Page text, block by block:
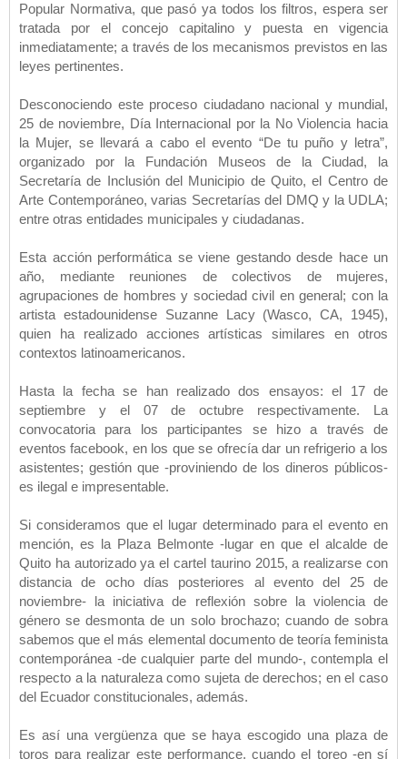
Popular Normativa, que pasó ya todos los filtros, espera ser
tratada por el concejo capitalino y puesta en vigencia
inmediatamente; a través de los mecanismos previstos en las
leyes pertinentes.
Desconociendo este proceso ciudadano nacional y mundial,
25 de noviembre, Día Internacional por la No Violencia hacia
la Mujer, se llevará a cabo el evento “De tu puño y letra”,
organizado por la Fundación Museos de la Ciudad, la
Secretaría de Inclusión del Municipio de Quito, el Centro de
Arte Contemporáneo, varias Secretarías del DMQ y la UDLA;
entre otras entidades municipales y ciudadanas.
Esta acción performática se viene gestando desde hace un
año, mediante reuniones de colectivos de mujeres,
agrupaciones de hombres y sociedad civil en general; con la
artista estadounidense Suzanne Lacy (Wasco, CA, 1945),
quien ha realizado acciones artísticas similares en otros
contextos latinoamericanos.
Hasta la fecha se han realizado dos ensayos: el 17 de
septiembre y el 07 de octubre respectivamente. La
convocatoria para los participantes se hizo a través de
eventos facebook, en los que se ofrecía dar un refrigerio a los
asistentes; gestión que -proviniendo de los dineros públicos-
es ilegal e impresentable.
Si consideramos que el lugar determinado para el evento en
mención, es la Plaza Belmonte -lugar en que el alcalde de
Quito ha autorizado ya el cartel taurino 2015, a realizarse con
distancia de ocho días posteriores al evento del 25 de
noviembre- la iniciativa de reflexión sobre la violencia de
género se desmonta de un solo brochazo; cuando de sobra
sabemos que el más elemental documento de teoría feminista
contemporánea -de cualquier parte del mundo-, contempla el
respecto a la naturaleza como sujeta de derechos; en el caso
del Ecuador constitucionales, además.
Es así una vergüenza que se haya escogido una plaza de
toros para realizar este performance, cuando el toreo -en sí